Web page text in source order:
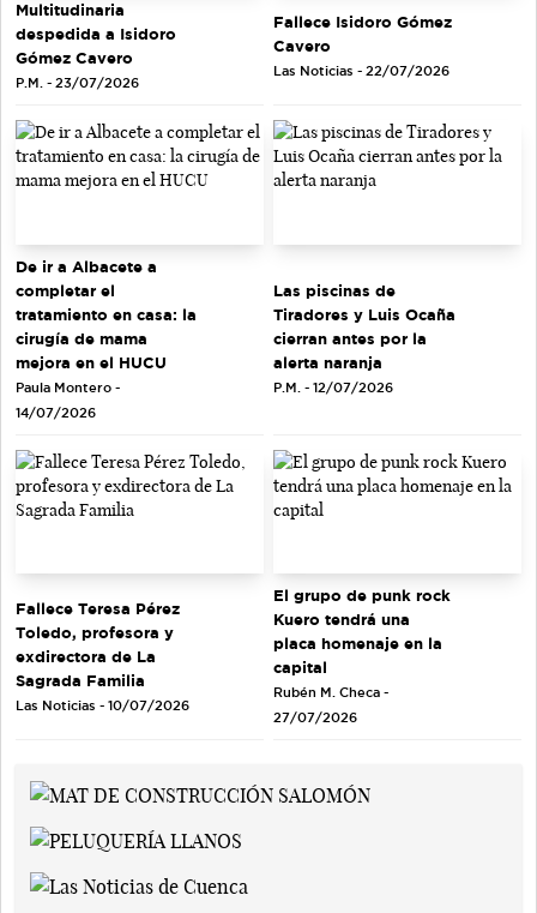
Multitudinaria
despedida a Isidoro
Gómez Cavero
P.M. - 23/07/2026
Fallece Isidoro Gómez
Cavero
Las Noticias - 22/07/2026
De ir a Albacete a
completar el
tratamiento en casa: la
cirugía de mama
mejora en el HUCU
Paula Montero -
14/07/2026
Las piscinas de
Tiradores y Luis Ocaña
cierran antes por la
alerta naranja
P.M. - 12/07/2026
Fallece Teresa Pérez
Toledo, profesora y
exdirectora de La
Sagrada Familia
Las Noticias - 10/07/2026
El grupo de punk rock
Kuero tendrá una
placa homenaje en la
capital
Rubén M. Checa -
27/07/2026